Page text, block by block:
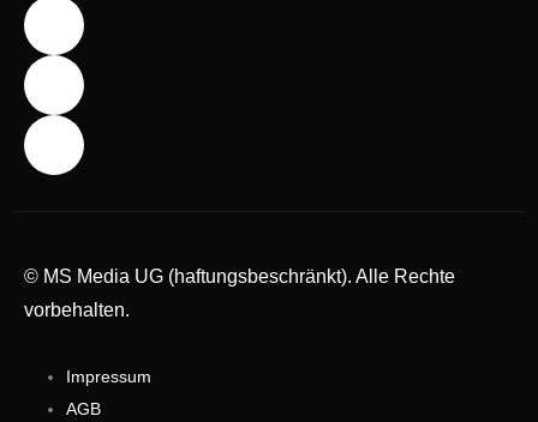
© MS Media UG (haftungsbeschränkt). Alle Rechte
vorbehalten.
Impressum
AGB